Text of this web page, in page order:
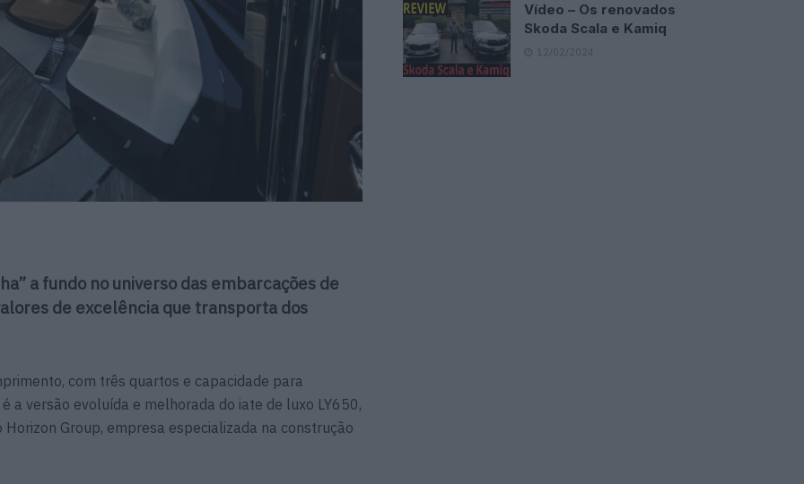
a fundo no universo das embarcações de
de excelência que transporta dos
com três quartos e capacidade para
a versão evoluída e melhorada do iate de luxo LY650,
Group, empresa especializada na construção
Vídeo – Os renovados
Skoda Scala e Kamiq
12/02/2024